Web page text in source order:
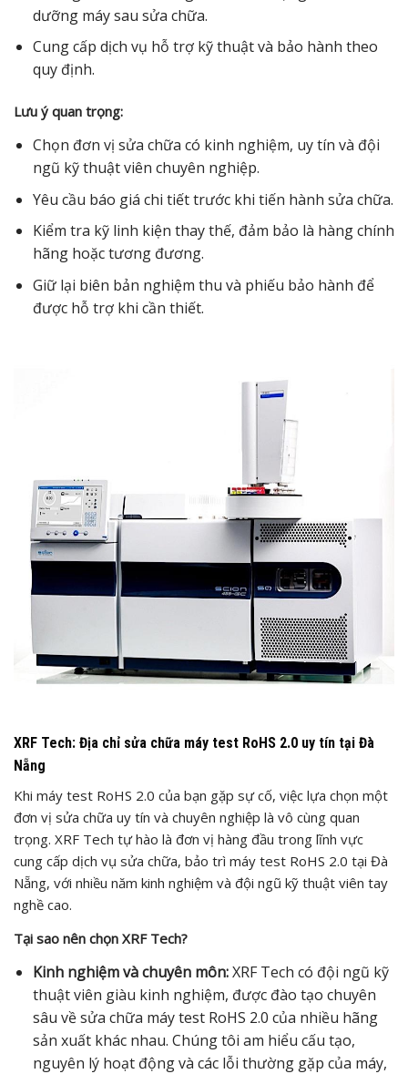
dưỡng máy sau sửa chữa.
Cung cấp dịch vụ hỗ trợ kỹ thuật và bảo hành theo
quy định.
Lưu ý quan trọng:
Chọn đơn vị sửa chữa có kinh nghiệm, uy tín và đội
ngũ kỹ thuật viên chuyên nghiệp.
Yêu cầu báo giá chi tiết trước khi tiến hành sửa chữa.
Kiểm tra kỹ linh kiện thay thế, đảm bảo là hàng chính
hãng hoặc tương đương.
Giữ lại biên bản nghiệm thu và phiếu bảo hành để
được hỗ trợ khi cần thiết.
XRF Tech: Địa chỉ sửa chữa máy test RoHS 2.0 uy tín tại Đà
Nẵng
Khi máy test RoHS 2.0 của bạn gặp sự cố, việc lựa chọn một
đơn vị sửa chữa uy tín và chuyên nghiệp là vô cùng quan
trọng. XRF Tech tự hào là đơn vị hàng đầu trong lĩnh vực
cung cấp dịch vụ sửa chữa, bảo trì máy test RoHS 2.0 tại Đà
Nẵng, với nhiều năm kinh nghiệm và đội ngũ kỹ thuật viên tay
nghề cao.
Tại sao nên chọn XRF Tech?
Kinh nghiệm và chuyên môn:XRF Tech có đội ngũ kỹ
thuật viên giàu kinh nghiệm, được đào tạo chuyên
sâu về sửa chữa máy test RoHS 2.0 của nhiều hãng
sản xuất khác nhau. Chúng tôi am hiểu cấu tạo,
nguyên lý hoạt động và các lỗi thường gặp của máy,